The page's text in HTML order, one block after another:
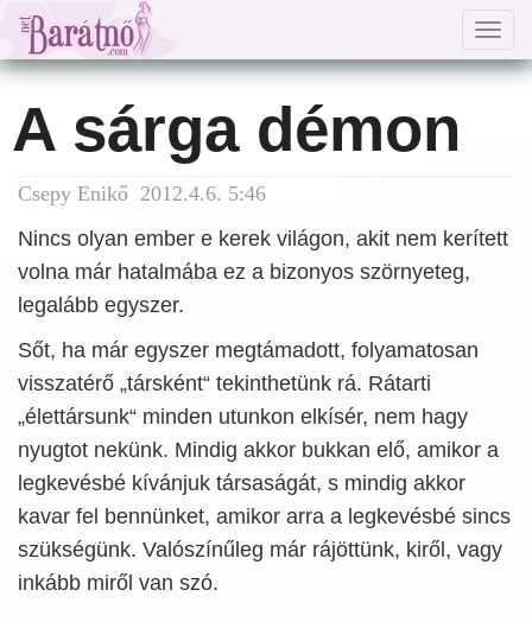
A sárga démon
Csepy Enikő 2012.4.6. 5:46
Nincs olyan ember e kerek világon, akit nem kerített
volna már hatalmába ez a bizonyos szörnyeteg,
legalább egyszer.
Sőt, ha már egyszer megtámadott, folyamatosan
visszatérő „társként“ tekinthetünk rá. Rátarti
„élettársunk“ minden utunkon elkísér, nem hagy
nyugtot nekünk. Mindig akkor bukkan elő, amikor a
legkevésbé kívánjuk társaságát, s mindig akkor
kavar fel bennünket, amikor arra a legkevésbé sincs
szükségünk. Valószínűleg már rájöttünk, kiről, vagy
inkább miről van szó.